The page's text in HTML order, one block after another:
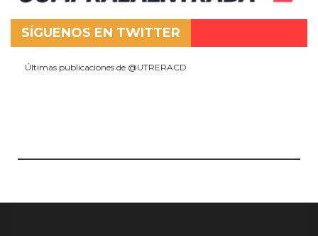
SÍGUENOS EN TWITTER
Últimas publicaciones de @UTRERACD